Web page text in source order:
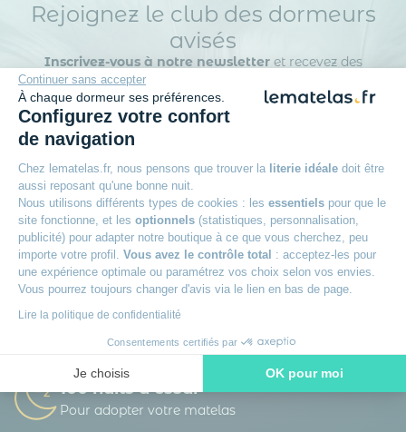
Continuer sans accepter
À chaque dormeur ses préférences.
Configurez votre confort
de navigation
Chez lematelas.fr, nous pensons que trouver la literie idéale doit être
aussi reposant qu'une bonne nuit.
Nous utilisons différents types de cookies : les essentiels pour que le
site fonctionne, et les optionnels (statistiques, personnalisation,
publicité) pour adapter notre boutique à ce que vous cherchez, peu
importe votre profil. Vous avez le contrôle total : acceptez-les pour
une expérience optimale ou paramétrez vos choix selon vos envies.
Vous pourrez toujours changer d'avis via le lien en bas de page.
Lire la politique de confidentialité
Consentements certifiés par
Je choisis OK pour moi
Axeptio consent
Plateforme de Gestion du Consentement : Personnalisez vos
Rejoignez le club des dormeurs
avisés
Inscrivez-vous à notre newsletteret recevez des
conseils d’experts, nos nouveautés en avant-première, nos
bons plans exclusifs… Tout ce qu’il faut pour bien choisir et
bien dormir.
La société DTLM traite vos données personnelles afin de gérer sa base de
données clients / prospects et de personnaliser les offres qui vous sont
adressées. Vous pouvez exercer vos droits d’accès, de rectification, d’opposition,
de portabilité d’effacement et définir des directives post-mortem.En savoir
plus sur la gestion de vos données et vos droits.
100 nuits d’essai
Pour adopter votre matelas